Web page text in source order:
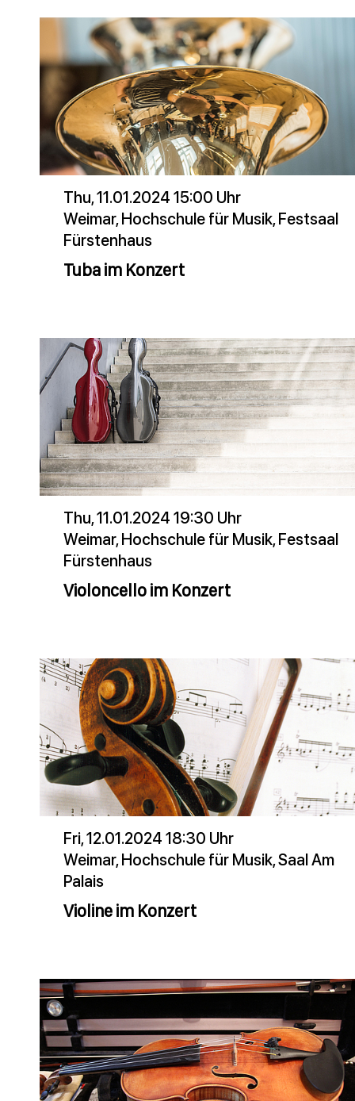
Thu, 11.01.2024 15:00 Uhr
Weimar, Hochschule für Musik, Festsaal
Fürstenhaus
Tuba im Konzert
Thu, 11.01.2024 19:30 Uhr
Weimar, Hochschule für Musik, Festsaal
Fürstenhaus
Violoncello im Konzert
Fri, 12.01.2024 18:30 Uhr
Weimar, Hochschule für Musik, Saal Am
Palais
Violine im Konzert